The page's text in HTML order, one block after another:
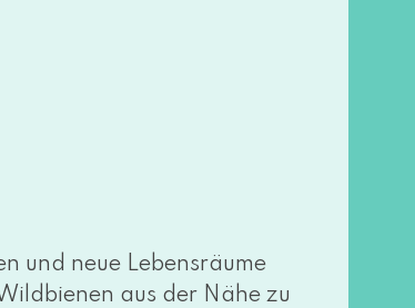
und neue Lebensräume
aus der Nähe zu